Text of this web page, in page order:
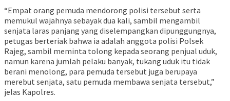
“Empat orang pemuda mendorong polisi tersebut serta
memukul wajahnya sebayak dua kali, sambil mengambil
senjata laras panjang yang diselempangkan dipunggungnya,
petugas berteriak bahwa ia adalah anggota polisi Polsek
Rajeg, sambil meminta tolong kepada seorang penjual uduk,
namun karena jumlah pelaku banyak, tukang uduk itu tidak
berani menolong, para pemuda tersebut juga berupaya
merebut senjata, satu pemuda membawa senjata tersebut,”
jelas Kapolres.